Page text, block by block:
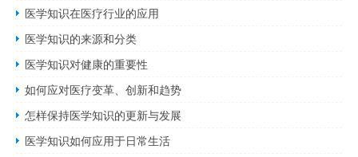
医学知识在医疗行业的应用
医学知识的来源和分类
医学知识对健康的重要性
如何应对医疗变革、创新和趋势
怎样保持医学知识的更新与发展
医学知识如何应用于日常生活